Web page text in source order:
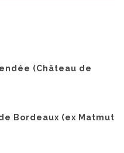
(Château de
Bordeaux (ex Matmut